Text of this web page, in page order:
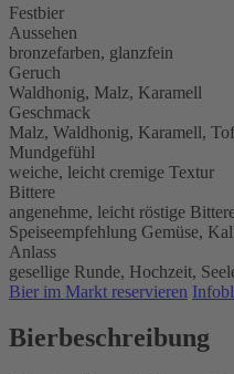
Festbier
Aussehen
bronzefarben, glanzfein
Geruch
Waldhonig, Malz, Karamell
Geschmack
Malz, Waldhonig, Karamell,
Mundgefühl
weiche, leicht cremige Textur
Bittere
angenehme, leicht röstige
Speiseempfehlung Gemüse,
Anlass
gesellige Runde, Hochzeit,
Bier im Markt reservieren
Bierbeschreibung